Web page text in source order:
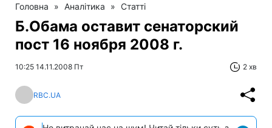
Головна » Аналітика » Статті
Б.Обама оставит сенаторский
пост 16 ноября 2008 г.
10:25 14.11.2008 Пт 2 хв
RBC.UA